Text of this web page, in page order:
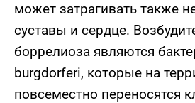
может затрагивать также
суставы и сердце.
боррелиоза являются
burgdorferi, которые на
повсеместно переносятся